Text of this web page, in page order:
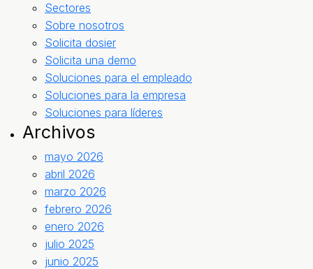
Sectores
Sobre nosotros
Solicita dosier
Solicita una demo
Soluciones para el empleado
Soluciones para la empresa
Soluciones para líderes
Archivos
mayo 2026
abril 2026
marzo 2026
febrero 2026
enero 2026
julio 2025
junio 2025